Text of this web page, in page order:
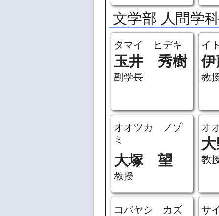
文学部 人間学科
タマイ ヒデキ
玉井 秀樹
副学長
イ
教
オオツカ ノゾ
ミ
大塚 望
教授
オ
教
コバヤシ カズ サ